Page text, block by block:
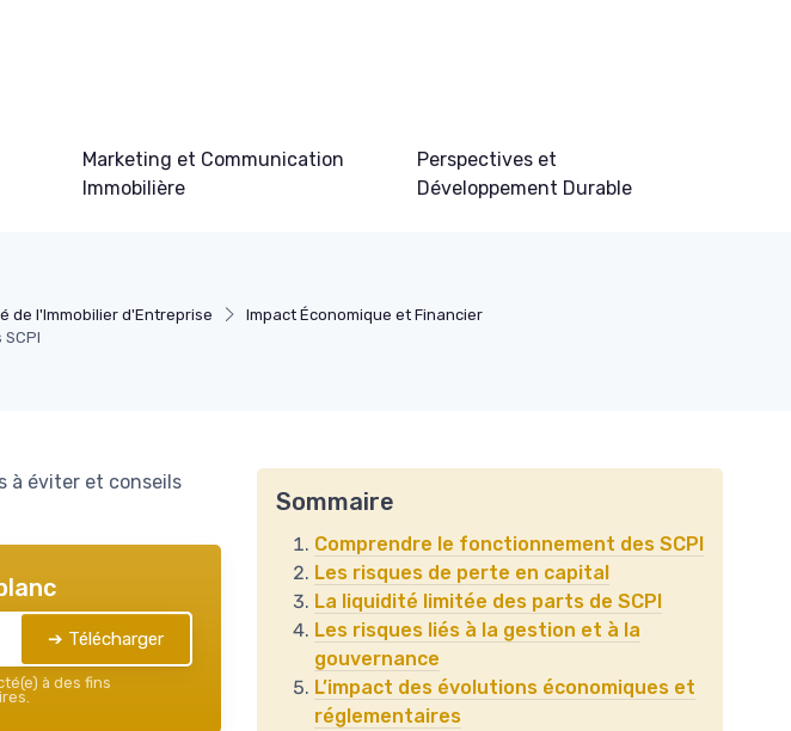
Marketing et Communication
Immobilière
Perspectives et
Développement Durable
de l'Immobilier d'Entreprise
Impact Économique et Financier
à éviter et conseils
➔ Télécharger
à des fins
Sommaire
Comprendre le fonctionnement des SCPI
Les risques de perte en capital
La liquidité limitée des parts de SCPI
Les risques liés à la gestion et à la
gouvernance
L’impact des évolutions économiques et
réglementaires